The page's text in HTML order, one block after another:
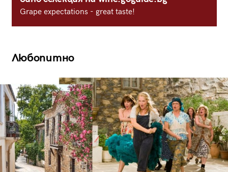
Grape expectations - great taste!
Любопитно